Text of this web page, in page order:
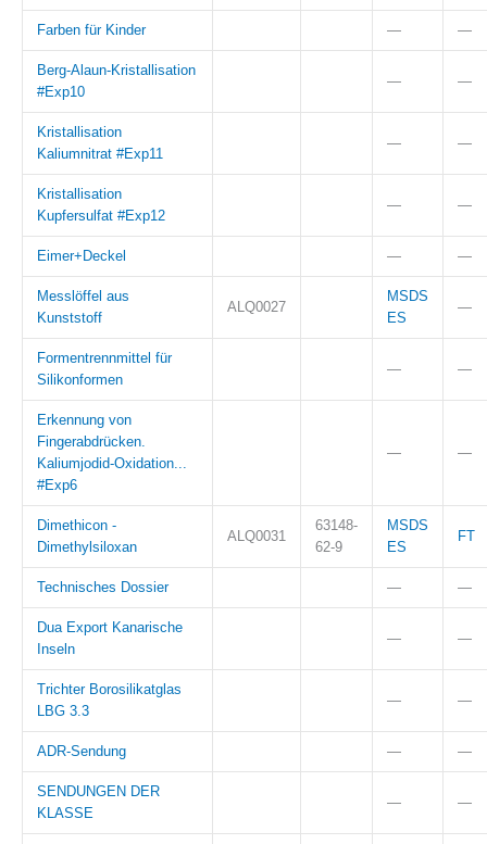
Farben für Kinder — —
Berg-Alaun-Kristallisation
#Exp10
— —
Kristallisation
Kaliumnitrat #Exp11
— —
Kristallisation
Kupfersulfat #Exp12
— —
Eimer+Deckel — —
Messlöffel aus
Kunststoff
ALQ0027
MSDS
ES
—
Formentrennmittel für
Silikonformen
— —
Erkennung von
Fingerabdrücken.
Kaliumjodid-Oxidation...
#Exp6
— —
Dimethicon -
Dimethylsiloxan
ALQ0031
63148-
62-9
MSDS
ES
FT
Technisches Dossier — —
Dua Export Kanarische
Inseln
— —
Trichter Borosilikatglas
LBG 3.3
— —
ADR-Sendung — —
SENDUNGEN DER
KLASSE
— —